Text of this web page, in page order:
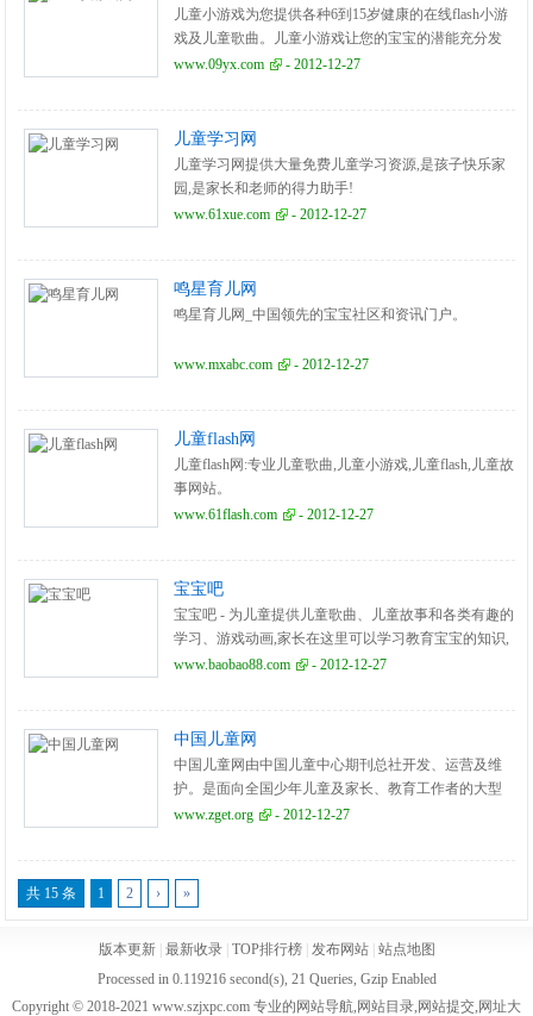
儿童小游戏为您提供各种6到15岁健康的在线flash小游
戏及儿童歌曲。儿童小游戏让您的宝宝的潜能充分发
挥,众所周知,玩是孩子最自然的学习途径。
www.09yx.com - 2012-12-27
儿童学习网
儿童学习网提供大量免费儿童学习资源,是孩子快乐家
园,是家长和老师的得力助手!
www.61xue.com
- 2012-12-27
鸣星育儿网
鸣星育儿网_中国领先的宝宝社区和资讯门户。
www.mxabc.com - 2012-12-27
儿童flash网
儿童flash网:专业儿童歌曲,儿童小游戏,儿童flash,儿童故
事网站。
www.61flash.com
- 2012-12-27
宝宝吧
宝宝吧 - 为儿童提供儿童歌曲、儿童故事和各类有趣的
学习、游戏动画,家长在这里可以学习教育宝宝的知识,
宝宝吧是所有宝宝和妈妈共同的家!
www.baobao88.com - 2012-12-27
中国儿童网
中国儿童网由中国儿童中心期刊总社开发、运营及维
护。是面向全国少年儿童及家长、教育工作者的大型
门户网站。 中国儿童网坚持绿色、健康,坚决抵制低俗
www.zget.org - 2012-12-27
共 15 条 1 2 › »
版本更新| 最新收录| TOP排行榜| 发布网站| 站点地图
Processed in 0.119216 second(s), 21 Queries, Gzip Enabled
Copyright © 2018-2021 www.szjxpc.com 专业的网站导航,网站目录,网站提交,网址大